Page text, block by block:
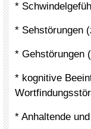
*
* Sehstörungen
* Gehstörungen
* kognitive
* Anhaltende